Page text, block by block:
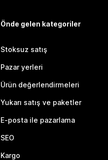
Önde gelen kategoriler
Stoksuz satış
Pazar yerleri
Ürün değerlendirmeleri
Yukarı satış ve paketler
E-posta ile pazarlama
SEO
Kargo